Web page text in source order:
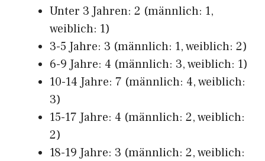
Unter 3 Jahren: 2 (männlich: 1,
weiblich: 1)
3-5 Jahre: 3 (männlich: 1, weiblich: 2)
6-9 Jahre: 4 (männlich: 3, weiblich: 1)
10-14 Jahre: 7 (männlich: 4, weiblich:
3)
15-17 Jahre: 4 (männlich: 2, weiblich:
2)
18-19 Jahre: 3 (männlich: 2, weiblich: